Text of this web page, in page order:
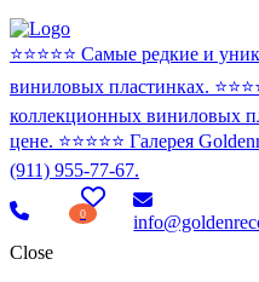
⭐️⭐️⭐️⭐️⭐️ Самые редкие и
виниловых пластинках.
коллекционных виниловых
цене. ⭐️⭐️⭐️⭐️⭐️ Галерея
(911) 955-77-67.
0
Close